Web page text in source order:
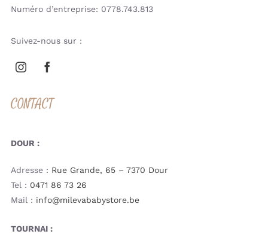
Numéro d’entreprise: 0778.743.813
Suivez-nous sur :
CONTACT
DOUR :
Adresse : Rue Grande, 65 – 7370 Dour
Tel : 0471 86 73 26
Mail : info@milevababystore.be
TOURNAI :